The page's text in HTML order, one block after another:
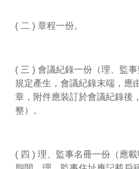
( 二 ) 章程一份。
( 三 ) 會議紀錄一份（理、監
規定產生，會議紀錄末端，應
章，附件應裝訂於會議紀錄後
整）。
( 四 ) 理、監事名冊一份（應